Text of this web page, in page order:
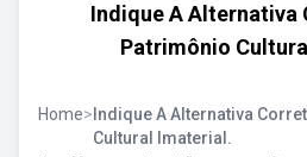
Indique A Alternativa
Patrimônio
Home> Indique A Alternativa
Cultural Imaterial.